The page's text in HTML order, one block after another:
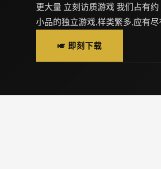
更大量 立刻访质游戏 我们占有
小品的独立游戏,样类繁多,应有
🎺 即刻下载